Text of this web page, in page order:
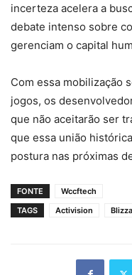
incerteza acelera a
debate intenso sobre
gerenciam o capital
Com essa mobilização
jogos, os
que não aceitarão ser
que essa união
postura nas próximas
FONTE
Wccftech
TAGS
Activision